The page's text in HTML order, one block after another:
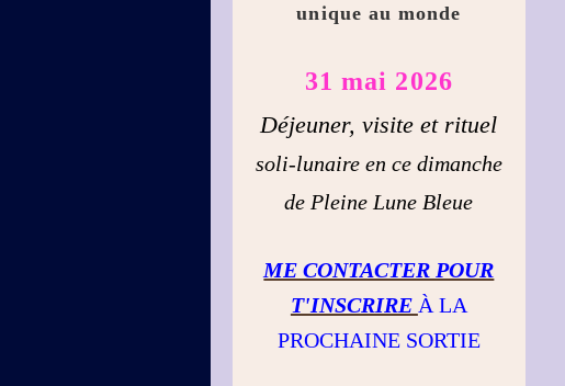
unique au monde
31 mai 2026
Déjeuner, visite et rituel
soli-lunaire en ce dimanche
de Pleine Lune Bleue
ME CONTACTER POUR
T'INSCRIRE À LA
PROCHAINE SORTIE